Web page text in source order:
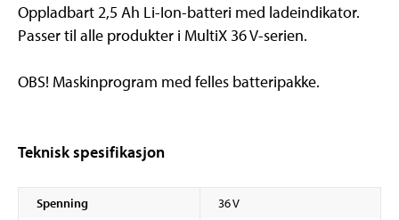
Oppladbart 2,5 Ah Li-Ion-batteri med ladeindikator.
Passer til alle produkter i MultiX 36 V-serien.
OBS! Maskinprogram med felles batteripakke.
Teknisk spesifikasjon
Spenning
36 V